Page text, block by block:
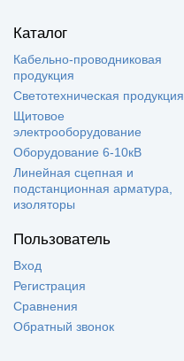
Каталог
Кабельно-проводниковая
продукция
Светотехническая продукция
Щитовое
электрооборудование
Оборудование 6-10кВ
Линейная сцепная и
подстанционная арматура,
изоляторы
Пользователь
Вход
Регистрация
Сравнения
Обратный звонок